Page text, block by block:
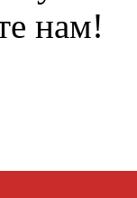
нам!